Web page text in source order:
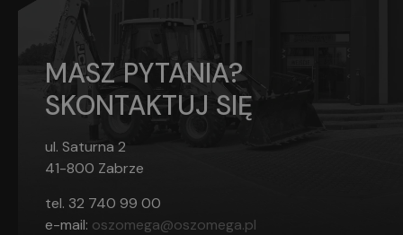
MASZ PYTANIA?
SKONTAKTUJ SIĘ
ul. Saturna 2
41-800 Zabrze
tel. 32 740 99 00
e-mail: oszomega@oszomega.pl